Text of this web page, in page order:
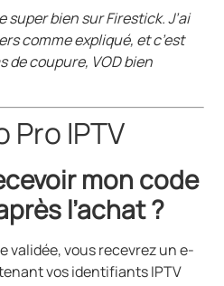
super bien sur Firestick. J’ai
comme expliqué, et c’est
de coupure, VOD bien
Pro IPTV
mon code
l’achat ?
validée, vous recevrez un e-
vos identifiants IPTV